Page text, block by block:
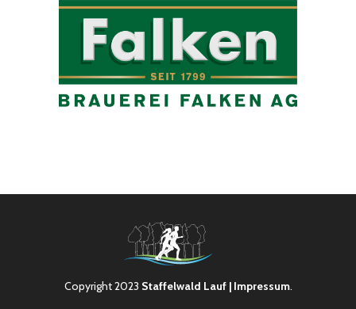
Copyright 2023 Staffelwald Lauf| Impressum.